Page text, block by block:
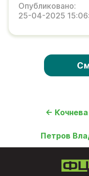
Опубликовано:
25-04-2025
←
Петров